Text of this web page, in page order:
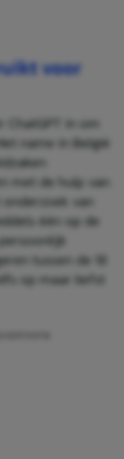
voor
ChatGPT in om
name in België
met de hulp van
van
één op de
tussen de 18
op maar liefst